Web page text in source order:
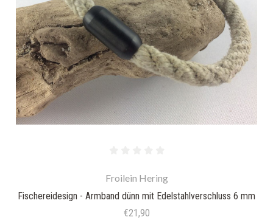
Froilein Hering
Fischereidesign - Armband dünn mit Edelstahlverschluss 6 mm
€21,90